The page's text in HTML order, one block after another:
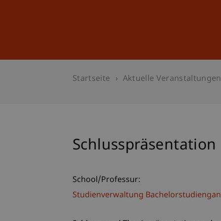
Startseite Aktuelle Veranstaltungen
Schlusspräsentation
School/Professur:
Studienverwaltung